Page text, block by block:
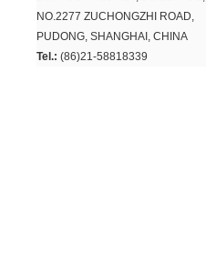
NO.2277 ZUCHONGZHI ROAD,
PUDONG, SHANGHAI, CHINA
Tel.: (86)21-58818339